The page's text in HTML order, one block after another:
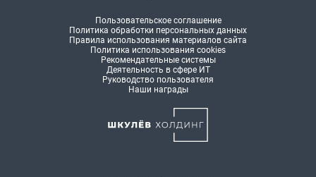
Пользовательское соглашение
Политика обработки персональных данных
Правила использования материалов сайта
Политика использования cookies
Рекомендательные системы
Деятельность в сфере ИТ
Руководство пользователя
Наши награды